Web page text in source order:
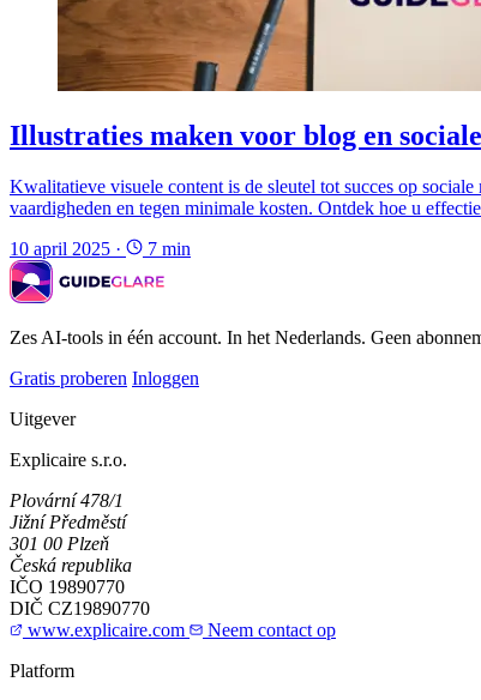
Illustraties maken voor blog en
Kwalitatieve visuele content is de sleutel tot succes op
vaardigheden en tegen minimale kosten. Ontdek hoe u
10 april 2025 · 7 min
Zes AI-tools in één account. In het Nederlands. Geen
Gratis proberen Inloggen
Uitgever
Explicaire s.r.o.
Plovární 478/1
Jižní Předměstí
301 00 Plzeň
Česká republika
IČO 19890770
DIČ CZ19890770
www.explicaire.com
Neem contact op
Platform